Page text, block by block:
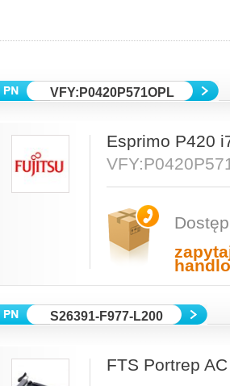
VFY:P0420P571OPL
Esprimo P420
S26391-F977-L200
FTS Portrep